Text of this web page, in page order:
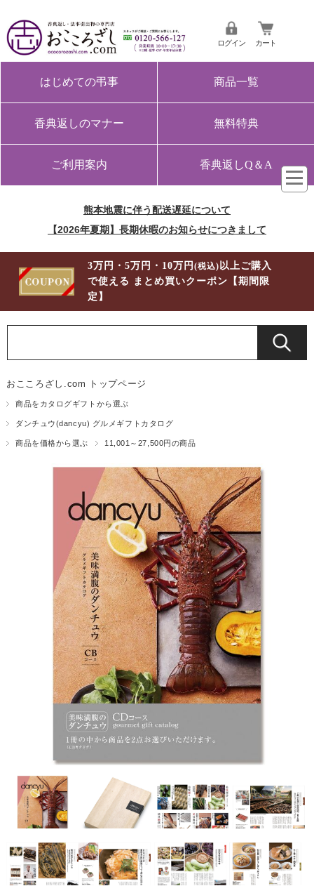
ログイン カート
はじめての弔事 商品一覧
香典返しのマナー 無料特典
ご利用案内 香典返しQ＆A
熊本地震に伴う配送遅延について
【2026年夏期】長期休暇のお知らせにつきまして
3万円・5万円・10万円(税込) 以上ご購入
で使える まとめ買いクーポン【期間限
定】
おこころざし.com トップページ
商品をカタログギフトから選ぶ
ダンチュウ(dancyu) グルメギフトカタログ
商品を価格から選ぶ 11,001～27,500円の商品